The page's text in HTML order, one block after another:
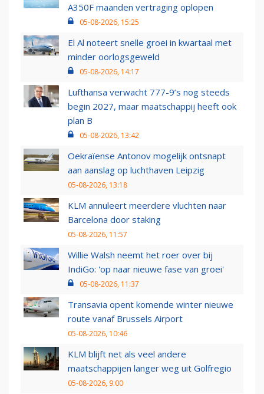
A350F maanden vertraging oplopen
05-08-2026, 15:25
El Al noteert snelle groei in kwartaal met
minder oorlogsgeweld
05-08-2026, 14:17
Lufthansa verwacht 777-9’s nog steeds
begin 2027, maar maatschappij heeft ook
plan B
05-08-2026, 13:42
Oekraïense Antonov mogelijk ontsnapt
aan aanslag op luchthaven Leipzig
05-08-2026, 13:18
KLM annuleert meerdere vluchten naar
Barcelona door staking
05-08-2026, 11:57
Willie Walsh neemt het roer over bij
IndiGo: 'op naar nieuwe fase van groei'
05-08-2026, 11:37
Transavia opent komende winter nieuwe
route vanaf Brussels Airport
05-08-2026, 10:46
KLM blijft net als veel andere
maatschappijen langer weg uit Golfregio
05-08-2026, 9:00